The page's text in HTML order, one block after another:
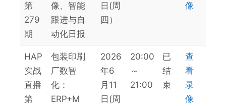
第
279
期
像、智能
跟进与自
动化日报
日(周
四）
像
HAP
实战
直播
第
包装印刷
厂数智
化：
ERP+M
2026
年6
月11
日(周
20:00
～
21:00
已
结
束
查
看
录
像